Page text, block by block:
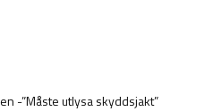
-”Måste utlysa skyddsjakt”